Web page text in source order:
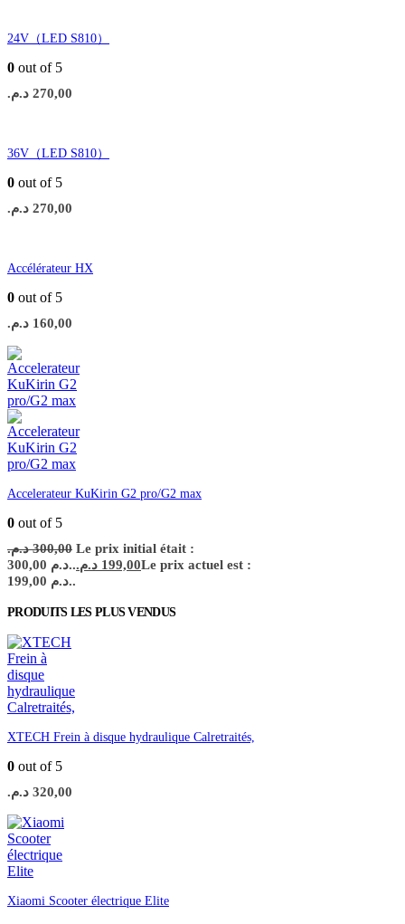
24V（LED S810）
0 out of 5
270,00 د.م.
36V（LED S810）
0 out of 5
270,00 د.م.
Accélérateur HX
0 out of 5
160,00 د.م.
Accelerateur KuKirin G2 pro/G2 max
0 out of 5
300,00 د.م.
Le prix initial était :
300,00 د.م..
199,00 د.م.
Le prix actuel est :
199,00 د.م..
PRODUITS LES PLUS VENDUS
XTECH Frein à disque hydraulique Calretraités,
0 out of 5
320,00 د.م.
Xiaomi Scooter électrique Elite